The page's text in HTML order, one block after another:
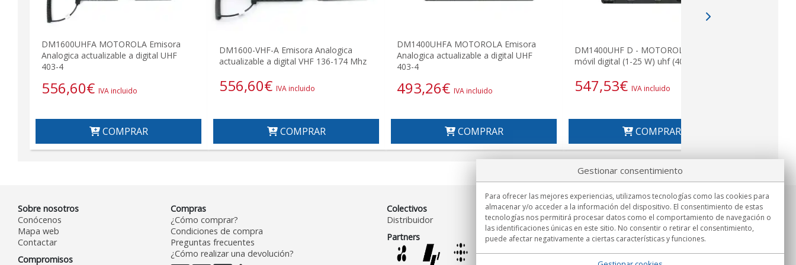
DM1600UHFA MOTOROLA Emisora
Analogica actualizable a digital UHF
403-4
556,60€ IVA incluido
COMPRAR
DM1600-VHF-A Emisora Analogica
actualizable a digital VHF 136-174 Mhz
556,60€ IVA incluido
COMPRAR
DM1400UHFA MOTOROLA Emisora
Analogica actualizable a digital UHF
403-4
493,26€ IVA incluido
COMPRAR
DM1400UHF D - MOTOROLA Emisora
móvil digital (1-25 W) uhf (403-470 Mhz
547,53€ IVA incluido
COMPRAR
Sobre nosotros
Conócenos
Mapa web
Contactar
Compromisos
Compras
¿Cómo comprar?
Condiciones de compra
Preguntas frecuentes
¿Cómo realizar una devolución?
Colectivos
Distribuidor
Partners
Información
Lu.-Vi. 9:00h - 15:00h.
Entrega en
Gestionar consentimiento
Para ofrecer las mejores experiencias, utilizamos tecnologías como las cookies para
almacenar y/o acceder a la información del dispositivo. El consentimiento de estas
tecnologías nos permitirá procesar datos como el comportamiento de navegación o
las identificaciones únicas en este sitio. No consentir o retirar el consentimiento,
puede afectar negativamente a ciertas características y funciones.